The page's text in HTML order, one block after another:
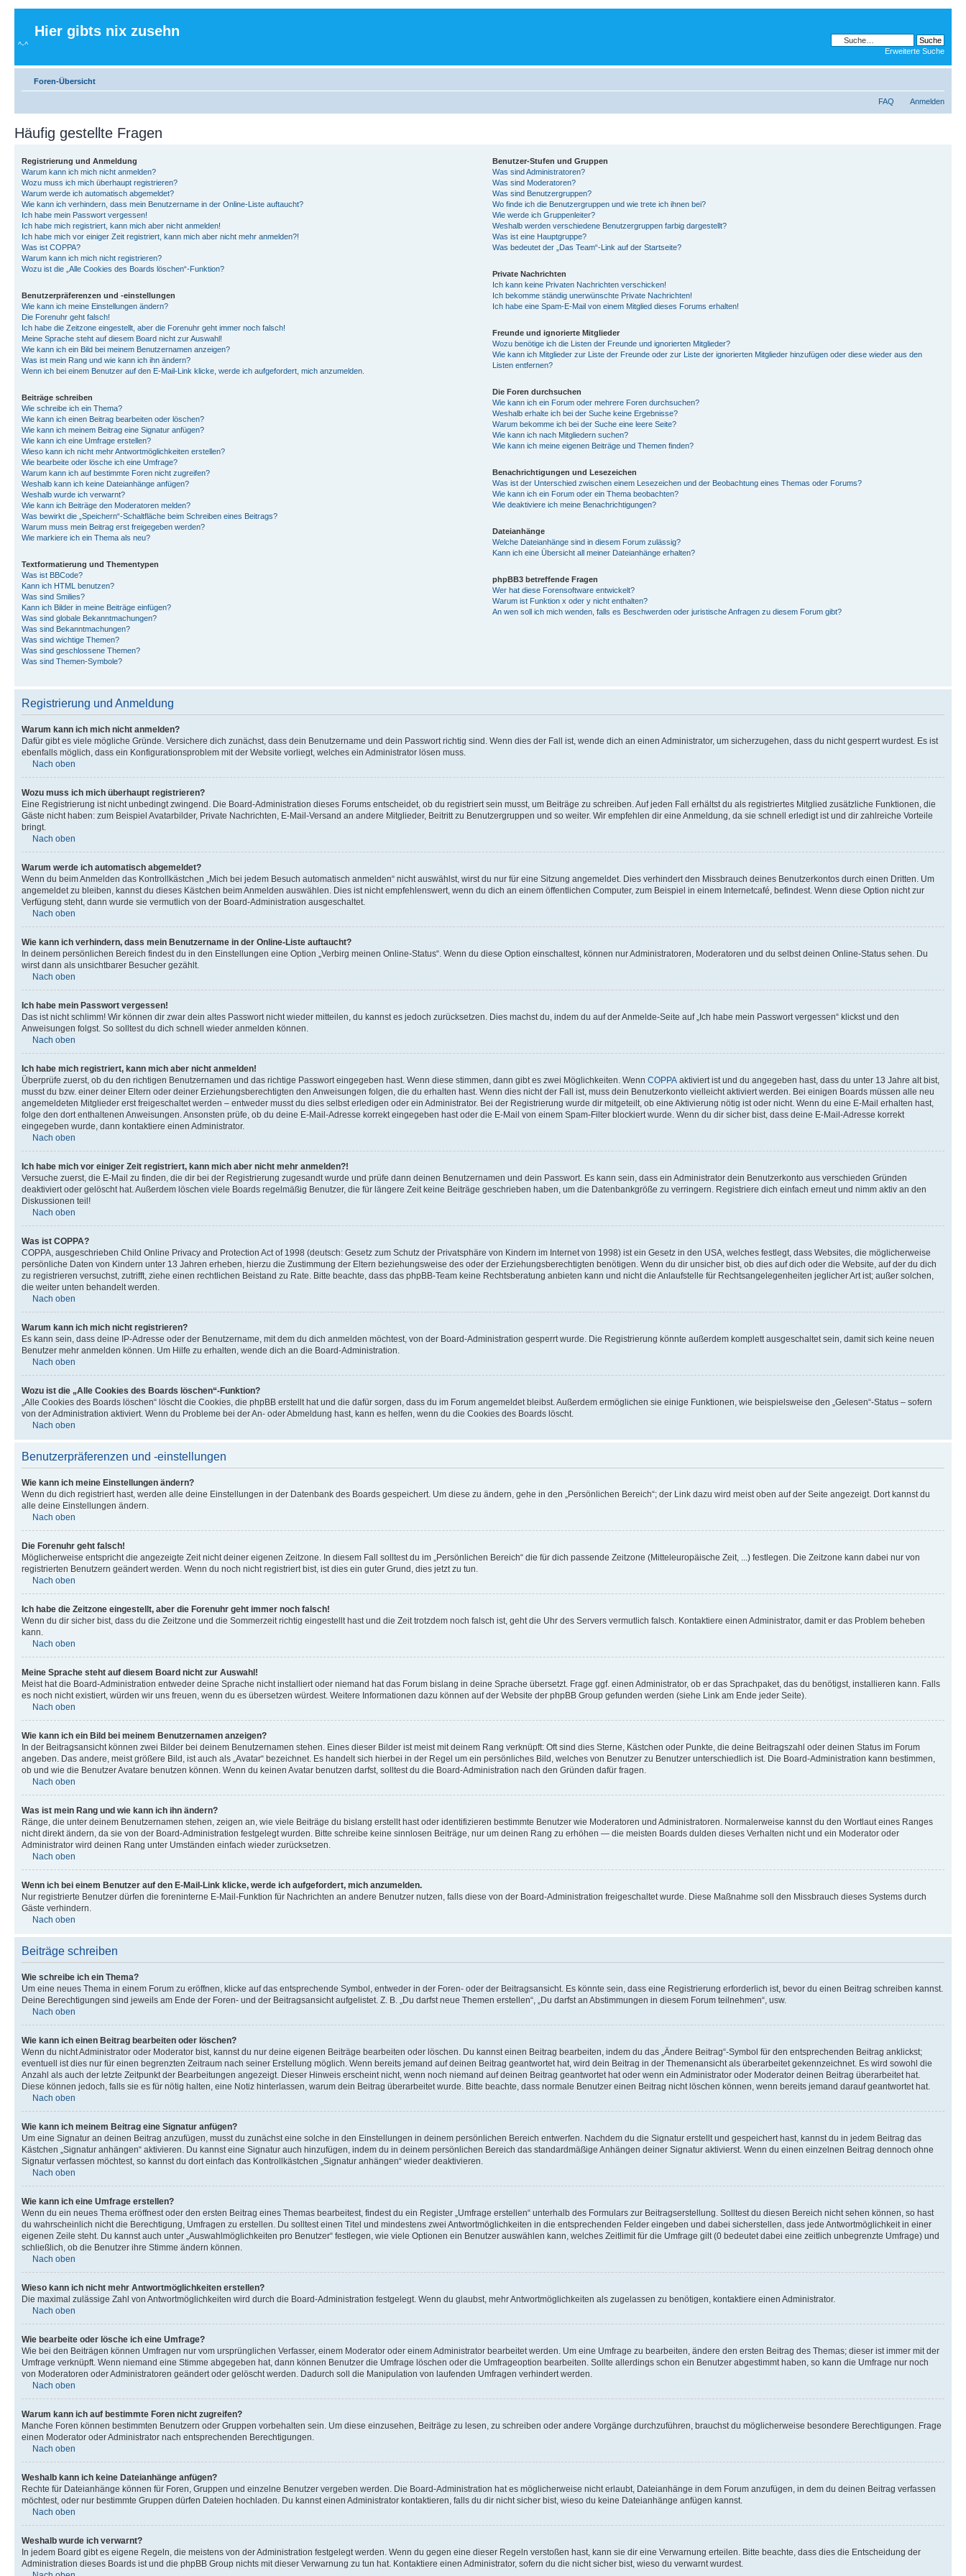
Hier gibts nix zusehn
^-^
Erweiterte Suche
Foren-Übersicht
FAQ Anmelden
Häufig gestellte Fragen
Registrierung und Anmeldung
Warum kann ich mich nicht anmelden?
Wozu muss ich mich überhaupt registrieren?
Warum werde ich automatisch abgemeldet?
Wie kann ich verhindern, dass mein Benutzername in der Online-Liste auftaucht?
Ich habe mein Passwort vergessen!
Ich habe mich registriert, kann mich aber nicht anmelden!
Ich habe mich vor einiger Zeit registriert, kann mich aber nicht mehr anmelden?!
Was ist COPPA?
Warum kann ich mich nicht registrieren?
Wozu ist die „Alle Cookies des Boards löschen“-Funktion?
Benutzerpräferenzen und -einstellungen
Wie kann ich meine Einstellungen ändern?
Die Forenuhr geht falsch!
Ich habe die Zeitzone eingestellt, aber die Forenuhr geht immer noch falsch!
Meine Sprache steht auf diesem Board nicht zur Auswahl!
Wie kann ich ein Bild bei meinem Benutzernamen anzeigen?
Was ist mein Rang und wie kann ich ihn ändern?
Wenn ich bei einem Benutzer auf den E-Mail-Link klicke, werde ich aufgefordert, mich anzumelden.
Beiträge schreiben
Wie schreibe ich ein Thema?
Wie kann ich einen Beitrag bearbeiten oder löschen?
Wie kann ich meinem Beitrag eine Signatur anfügen?
Wie kann ich eine Umfrage erstellen?
Wieso kann ich nicht mehr Antwortmöglichkeiten erstellen?
Wie bearbeite oder lösche ich eine Umfrage?
Warum kann ich auf bestimmte Foren nicht zugreifen?
Weshalb kann ich keine Dateianhänge anfügen?
Weshalb wurde ich verwarnt?
Wie kann ich Beiträge den Moderatoren melden?
Was bewirkt die „Speichern“-Schaltfläche beim Schreiben eines Beitrags?
Warum muss mein Beitrag erst freigegeben werden?
Wie markiere ich ein Thema als neu?
Textformatierung und Thementypen
Was ist BBCode?
Kann ich HTML benutzen?
Was sind Smilies?
Kann ich Bilder in meine Beiträge einfügen?
Was sind globale Bekanntmachungen?
Was sind Bekanntmachungen?
Was sind wichtige Themen?
Was sind geschlossene Themen?
Was sind Themen-Symbole?
Benutzer-Stufen und Gruppen
Was sind Administratoren?
Was sind Moderatoren?
Was sind Benutzergruppen?
Wo finde ich die Benutzergruppen und wie trete ich ihnen bei?
Wie werde ich Gruppenleiter?
Weshalb werden verschiedene Benutzergruppen farbig dargestellt?
Was ist eine Hauptgruppe?
Was bedeutet der „Das Team“-Link auf der Startseite?
Private Nachrichten
Ich kann keine Privaten Nachrichten verschicken!
Ich bekomme ständig unerwünschte Private Nachrichten!
Ich habe eine Spam-E-Mail von einem Mitglied dieses Forums erhalten!
Freunde und ignorierte Mitglieder
Wozu benötige ich die Listen der Freunde und ignorierten Mitglieder?
Wie kann ich Mitglieder zur Liste der Freunde oder zur Liste der ignorierten Mitglieder hinzufügen oder diese wieder aus den
Listen entfernen?
Die Foren durchsuchen
Wie kann ich ein Forum oder mehrere Foren durchsuchen?
Weshalb erhalte ich bei der Suche keine Ergebnisse?
Warum bekomme ich bei der Suche eine leere Seite?
Wie kann ich nach Mitgliedern suchen?
Wie kann ich meine eigenen Beiträge und Themen finden?
Benachrichtigungen und Lesezeichen
Was ist der Unterschied zwischen einem Lesezeichen und der Beobachtung eines Themas oder Forums?
Wie kann ich ein Forum oder ein Thema beobachten?
Wie deaktiviere ich meine Benachrichtigungen?
Dateianhänge
Welche Dateianhänge sind in diesem Forum zulässig?
Kann ich eine Übersicht all meiner Dateianhänge erhalten?
phpBB3 betreffende Fragen
Wer hat diese Forensoftware entwickelt?
Warum ist Funktion x oder y nicht enthalten?
An wen soll ich mich wenden, falls es Beschwerden oder juristische Anfragen zu diesem Forum gibt?
Registrierung und Anmeldung
Warum kann ich mich nicht anmelden?
Dafür gibt es viele mögliche Gründe. Versichere dich zunächst, dass dein Benutzername und dein Passwort richtig sind. Wenn dies der Fall ist, wende dich an einen Administrator, um sicherzugehen, dass du nicht gesperrt wurdest. Es ist
ebenfalls möglich, dass ein Konfigurationsproblem mit der Website vorliegt, welches ein Administrator lösen muss.
Nach oben
Wozu muss ich mich überhaupt registrieren?
Eine Registrierung ist nicht unbedingt zwingend. Die Board-Administration dieses Forums entscheidet, ob du registriert sein musst, um Beiträge zu schreiben. Auf jeden Fall erhältst du als registriertes Mitglied zusätzliche Funktionen, die
Gäste nicht haben: zum Beispiel Avatarbilder, Private Nachrichten, E-Mail-Versand an andere Mitglieder, Beitritt zu Benutzergruppen und so weiter. Wir empfehlen dir eine Anmeldung, da sie schnell erledigt ist und dir zahlreiche Vorteile
bringt.
Nach oben
Warum werde ich automatisch abgemeldet?
Wenn du beim Anmelden das Kontrollkästchen „Mich bei jedem Besuch automatisch anmelden“ nicht auswählst, wirst du nur für eine Sitzung angemeldet. Dies verhindert den Missbrauch deines Benutzerkontos durch einen Dritten. Um
angemeldet zu bleiben, kannst du dieses Kästchen beim Anmelden auswählen. Dies ist nicht empfehlenswert, wenn du dich an einem öffentlichen Computer, zum Beispiel in einem Internetcafé, befindest. Wenn diese Option nicht zur
Verfügung steht, dann wurde sie vermutlich von der Board-Administration ausgeschaltet.
Nach oben
Wie kann ich verhindern, dass mein Benutzername in der Online-Liste auftaucht?
In deinem persönlichen Bereich findest du in den Einstellungen eine Option „Verbirg meinen Online-Status“. Wenn du diese Option einschaltest, können nur Administratoren, Moderatoren und du selbst deinen Online-Status sehen. Du
wirst dann als unsichtbarer Besucher gezählt.
Nach oben
Ich habe mein Passwort vergessen!
Das ist nicht schlimm! Wir können dir zwar dein altes Passwort nicht wieder mitteilen, du kannst es jedoch zurücksetzen. Dies machst du, indem du auf der Anmelde-Seite auf „Ich habe mein Passwort vergessen“ klickst und den
Anweisungen folgst. So solltest du dich schnell wieder anmelden können.
Nach oben
Ich habe mich registriert, kann mich aber nicht anmelden!
Überprüfe zuerst, ob du den richtigen Benutzernamen und das richtige Passwort eingegeben hast. Wenn diese stimmen, dann gibt es zwei Möglichkeiten. Wenn COPPA aktiviert ist und du angegeben hast, dass du unter 13 Jahre alt bist,
musst du bzw. einer deiner Eltern oder deiner Erziehungsberechtigten den Anweisungen folgen, die du erhalten hast. Wenn dies nicht der Fall ist, muss dein Benutzerkonto vielleicht aktiviert werden. Bei einigen Boards müssen alle neu
angemeldeten Mitglieder erst freigeschaltet werden – entweder musst du dies selbst erledigen oder ein Administrator. Bei der Registrierung wurde dir mitgeteilt, ob eine Aktivierung nötig ist oder nicht. Wenn du eine E-Mail erhalten hast,
folge den dort enthaltenen Anweisungen. Ansonsten prüfe, ob du deine E-Mail-Adresse korrekt eingegeben hast oder die E-Mail von einem Spam-Filter blockiert wurde. Wenn du dir sicher bist, dass deine E-Mail-Adresse korrekt
eingegeben wurde, dann kontaktiere einen Administrator.
Nach oben
Ich habe mich vor einiger Zeit registriert, kann mich aber nicht mehr anmelden?!
Versuche zuerst, die E-Mail zu finden, die dir bei der Registrierung zugesandt wurde und prüfe dann deinen Benutzernamen und dein Passwort. Es kann sein, dass ein Administrator dein Benutzerkonto aus verschieden Gründen
deaktiviert oder gelöscht hat. Außerdem löschen viele Boards regelmäßig Benutzer, die für längere Zeit keine Beiträge geschrieben haben, um die Datenbankgröße zu verringern. Registriere dich einfach erneut und nimm aktiv an den
Diskussionen teil!
Nach oben
Was ist COPPA?
COPPA, ausgeschrieben Child Online Privacy and Protection Act of 1998 (deutsch: Gesetz zum Schutz der Privatsphäre von Kindern im Internet von 1998) ist ein Gesetz in den USA, welches festlegt, dass Websites, die möglicherweise
persönliche Daten von Kindern unter 13 Jahren erheben, hierzu die Zustimmung der Eltern beziehungsweise des oder der Erziehungsberechtigten benötigen. Wenn du dir unsicher bist, ob dies auf dich oder die Website, auf der du dich
zu registrieren versuchst, zutrifft, ziehe einen rechtlichen Beistand zu Rate. Bitte beachte, dass das phpBB-Team keine Rechtsberatung anbieten kann und nicht die Anlaufstelle für Rechtsangelegenheiten jeglicher Art ist; außer solchen,
die weiter unten behandelt werden.
Nach oben
Warum kann ich mich nicht registrieren?
Es kann sein, dass deine IP-Adresse oder der Benutzername, mit dem du dich anmelden möchtest, von der Board-Administration gesperrt wurde. Die Registrierung könnte außerdem komplett ausgeschaltet sein, damit sich keine neuen
Benutzer mehr anmelden können. Um Hilfe zu erhalten, wende dich an die Board-Administration.
Nach oben
Wozu ist die „Alle Cookies des Boards löschen“-Funktion?
„Alle Cookies des Boards löschen“ löscht die Cookies, die phpBB erstellt hat und die dafür sorgen, dass du im Forum angemeldet bleibst. Außerdem ermöglichen sie einige Funktionen, wie beispielsweise den „Gelesen“-Status – sofern
von der Administration aktiviert. Wenn du Probleme bei der An- oder Abmeldung hast, kann es helfen, wenn du die Cookies des Boards löscht.
Nach oben
Benutzerpräferenzen und -einstellungen
Wie kann ich meine Einstellungen ändern?
Wenn du dich registriert hast, werden alle deine Einstellungen in der Datenbank des Boards gespeichert. Um diese zu ändern, gehe in den „Persönlichen Bereich“; der Link dazu wird meist oben auf der Seite angezeigt. Dort kannst du
alle deine Einstellungen ändern.
Nach oben
Die Forenuhr geht falsch!
Möglicherweise entspricht die angezeigte Zeit nicht deiner eigenen Zeitzone. In diesem Fall solltest du im „Persönlichen Bereich“ die für dich passende Zeitzone (Mitteleuropäische Zeit, ...) festlegen. Die Zeitzone kann dabei nur von
registrierten Benutzern geändert werden. Wenn du noch nicht registriert bist, ist dies ein guter Grund, dies jetzt zu tun.
Nach oben
Ich habe die Zeitzone eingestellt, aber die Forenuhr geht immer noch falsch!
Wenn du dir sicher bist, dass du die Zeitzone und die Sommerzeit richtig eingestellt hast und die Zeit trotzdem noch falsch ist, geht die Uhr des Servers vermutlich falsch. Kontaktiere einen Administrator, damit er das Problem beheben
kann.
Nach oben
Meine Sprache steht auf diesem Board nicht zur Auswahl!
Meist hat die Board-Administration entweder deine Sprache nicht installiert oder niemand hat das Forum bislang in deine Sprache übersetzt. Frage ggf. einen Administrator, ob er das Sprachpaket, das du benötigst, installieren kann. Falls
es noch nicht existiert, würden wir uns freuen, wenn du es übersetzen würdest. Weitere Informationen dazu können auf der Website der phpBB Group gefunden werden (siehe Link am Ende jeder Seite).
Nach oben
Wie kann ich ein Bild bei meinem Benutzernamen anzeigen?
In der Beitragsansicht können zwei Bilder bei deinem Benutzernamen stehen. Eines dieser Bilder ist meist mit deinem Rang verknüpft: Oft sind dies Sterne, Kästchen oder Punkte, die deine Beitragszahl oder deinen Status im Forum
angeben. Das andere, meist größere Bild, ist auch als „Avatar“ bezeichnet. Es handelt sich hierbei in der Regel um ein persönliches Bild, welches von Benutzer zu Benutzer unterschiedlich ist. Die Board-Administration kann bestimmen,
ob und wie die Benutzer Avatare benutzen können. Wenn du keinen Avatar benutzen darfst, solltest du die Board-Administration nach den Gründen dafür fragen.
Nach oben
Was ist mein Rang und wie kann ich ihn ändern?
Ränge, die unter deinem Benutzernamen stehen, zeigen an, wie viele Beiträge du bislang erstellt hast oder identifizieren bestimmte Benutzer wie Moderatoren und Administratoren. Normalerweise kannst du den Wortlaut eines Ranges
nicht direkt ändern, da sie von der Board-Administration festgelegt wurden. Bitte schreibe keine sinnlosen Beiträge, nur um deinen Rang zu erhöhen — die meisten Boards dulden dieses Verhalten nicht und ein Moderator oder
Administrator wird deinen Rang unter Umständen einfach wieder zurücksetzen.
Nach oben
Wenn ich bei einem Benutzer auf den E-Mail-Link klicke, werde ich aufgefordert, mich anzumelden.
Nur registrierte Benutzer dürfen die foreninterne E-Mail-Funktion für Nachrichten an andere Benutzer nutzen, falls diese von der Board-Administration freigeschaltet wurde. Diese Maßnahme soll den Missbrauch dieses Systems durch
Gäste verhindern.
Nach oben
Beiträge schreiben
Wie schreibe ich ein Thema?
Um eine neues Thema in einem Forum zu eröffnen, klicke auf das entsprechende Symbol, entweder in der Foren- oder der Beitragsansicht. Es könnte sein, dass eine Registrierung erforderlich ist, bevor du einen Beitrag schreiben kannst.
Deine Berechtigungen sind jeweils am Ende der Foren- und der Beitragsansicht aufgelistet. Z. B. „Du darfst neue Themen erstellen“, „Du darfst an Abstimmungen in diesem Forum teilnehmen“, usw.
Nach oben
Wie kann ich einen Beitrag bearbeiten oder löschen?
Wenn du nicht Administrator oder Moderator bist, kannst du nur deine eigenen Beiträge bearbeiten oder löschen. Du kannst einen Beitrag bearbeiten, indem du das „Ändere Beitrag“-Symbol für den entsprechenden Beitrag anklickst;
eventuell ist dies nur für einen begrenzten Zeitraum nach seiner Erstellung möglich. Wenn bereits jemand auf deinen Beitrag geantwortet hat, wird dein Beitrag in der Themenansicht als überarbeitet gekennzeichnet. Es wird sowohl die
Anzahl als auch der letzte Zeitpunkt der Bearbeitungen angezeigt. Dieser Hinweis erscheint nicht, wenn noch niemand auf deinen Beitrag geantwortet hat oder wenn ein Administrator oder Moderator deinen Beitrag überarbeitet hat.
Diese können jedoch, falls sie es für nötig halten, eine Notiz hinterlassen, warum dein Beitrag überarbeitet wurde. Bitte beachte, dass normale Benutzer einen Beitrag nicht löschen können, wenn bereits jemand darauf geantwortet hat.
Nach oben
Wie kann ich meinem Beitrag eine Signatur anfügen?
Um eine Signatur an deinen Beitrag anzufügen, musst du zunächst eine solche in den Einstellungen in deinem persönlichen Bereich entwerfen. Nachdem du die Signatur erstellt und gespeichert hast, kannst du in jedem Beitrag das
Kästchen „Signatur anhängen“ aktivieren. Du kannst eine Signatur auch hinzufügen, indem du in deinem persönlichen Bereich das standardmäßige Anhängen deiner Signatur aktivierst. Wenn du einen einzelnen Beitrag dennoch ohne
Signatur verfassen möchtest, so kannst du dort einfach das Kontrollkästchen „Signatur anhängen“ wieder deaktivieren.
Nach oben
Wie kann ich eine Umfrage erstellen?
Wenn du ein neues Thema eröffnest oder den ersten Beitrag eines Themas bearbeitest, findest du ein Register „Umfrage erstellen“ unterhalb des Formulars zur Beitragserstellung. Solltest du diesen Bereich nicht sehen können, so hast
du wahrscheinlich nicht die Berechtigung, Umfragen zu erstellen. Du solltest einen Titel und mindestens zwei Antwortmöglichkeiten in die entsprechenden Felder eingeben und dabei sicherstellen, dass jede Antwortmöglichkeit in einer
eigenen Zeile steht. Du kannst auch unter „Auswahlmöglichkeiten pro Benutzer“ festlegen, wie viele Optionen ein Benutzer auswählen kann, welches Zeitlimit für die Umfrage gilt (0 bedeutet dabei eine zeitlich unbegrenzte Umfrage) und
schließlich, ob die Benutzer ihre Stimme ändern können.
Nach oben
Wieso kann ich nicht mehr Antwortmöglichkeiten erstellen?
Die maximal zulässige Zahl von Antwortmöglichkeiten wird durch die Board-Administration festgelegt. Wenn du glaubst, mehr Antwortmöglichkeiten als zugelassen zu benötigen, kontaktiere einen Administrator.
Nach oben
Wie bearbeite oder lösche ich eine Umfrage?
Wie bei den Beiträgen können Umfragen nur vom ursprünglichen Verfasser, einem Moderator oder einem Administrator bearbeitet werden. Um eine Umfrage zu bearbeiten, ändere den ersten Beitrag des Themas; dieser ist immer mit der
Umfrage verknüpft. Wenn niemand eine Stimme abgegeben hat, dann können Benutzer die Umfrage löschen oder die Umfrageoption bearbeiten. Sollte allerdings schon ein Benutzer abgestimmt haben, so kann die Umfrage nur noch
von Moderatoren oder Administratoren geändert oder gelöscht werden. Dadurch soll die Manipulation von laufenden Umfragen verhindert werden.
Nach oben
Warum kann ich auf bestimmte Foren nicht zugreifen?
Manche Foren können bestimmten Benutzern oder Gruppen vorbehalten sein. Um diese einzusehen, Beiträge zu lesen, zu schreiben oder andere Vorgänge durchzuführen, brauchst du möglicherweise besondere Berechtigungen. Frage
einen Moderator oder Administrator nach entsprechenden Berechtigungen.
Nach oben
Weshalb kann ich keine Dateianhänge anfügen?
Rechte für Dateianhänge können für Foren, Gruppen und einzelne Benutzer vergeben werden. Die Board-Administration hat es möglicherweise nicht erlaubt, Dateianhänge in dem Forum anzufügen, in dem du deinen Beitrag verfassen
möchtest, oder nur bestimmte Gruppen dürfen Dateien hochladen. Du kannst einen Administrator kontaktieren, falls du dir nicht sicher bist, wieso du keine Dateianhänge anfügen kannst.
Nach oben
Weshalb wurde ich verwarnt?
In jedem Board gibt es eigene Regeln, die meistens von der Administration festgelegt werden. Wenn du gegen eine dieser Regeln verstoßen hast, kann sie dir eine Verwarnung erteilen. Bitte beachte, dass dies die Entscheidung der
Administration dieses Boards ist und die phpBB Group nichts mit dieser Verwarnung zu tun hat. Kontaktiere einen Administrator, sofern du die nicht sicher bist, wieso du verwarnt wurdest.